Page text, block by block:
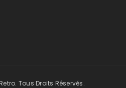
Tous Droits Réservés.